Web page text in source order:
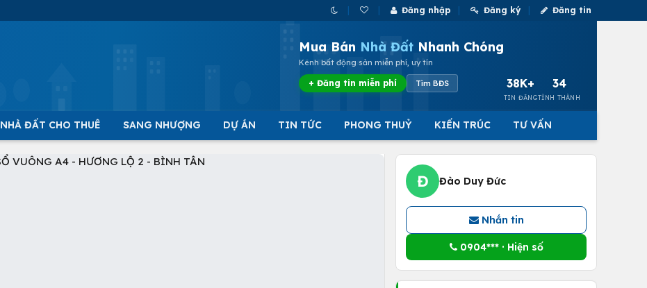
Đăng nhập Đăng ký Đăng tin
Mua Bán Nhà Đất Nhanh Chóng
Kênh bất động sản miễn phí, uy tín
+ Đăng tin miễn phí Tìm BĐS 38K+
TIN ĐĂNG
34
TỈNH THÀNH
NHÀ ĐẤT CHO THUÊ SANG NHƯỢNG DỰ ÁN TIN TỨC PHONG THUỶ KIẾN TRÚC TƯ VẤN
Đ Đào Duy Đức
Nhắn tin
0904*** · Hiện số